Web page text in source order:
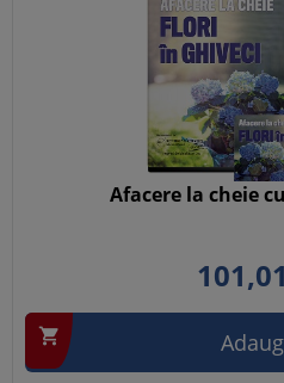
Afacere la cheie
101,01
